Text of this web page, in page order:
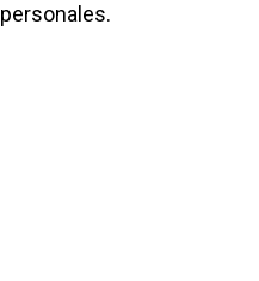
personales.